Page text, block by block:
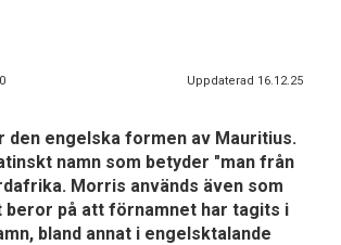
Uppdaterad 16.12.25
den engelska formen av Mauritius.
namn som betyder "man från
Morris används även som
på att förnamnet har tagits i
bland annat i engelsktalande